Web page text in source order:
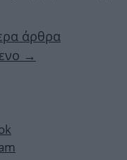
άρθρα
→